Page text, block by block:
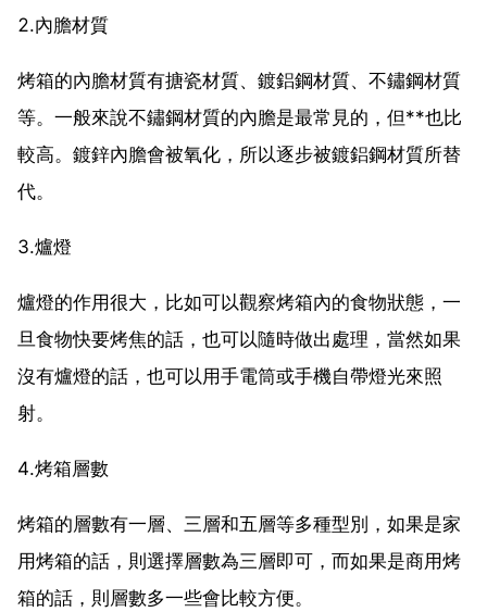
2.內膽材質
烤箱的內膽材質有搪瓷材質、鍍鋁鋼材質、不鏽鋼材質
等。一般來說不鏽鋼材質的內膽是最常見的，但**也比
較高。鍍鋅內膽會被氧化，所以逐步被鍍鋁鋼材質所替
代。
3.爐燈
爐燈的作用很大，比如可以觀察烤箱內的食物狀態，一
旦食物快要烤焦的話，也可以隨時做出處理，當然如果
沒有爐燈的話，也可以用手電筒或手機自帶燈光來照
射。
4.烤箱層數
烤箱的層數有一層、三層和五層等多種型別，如果是家
用烤箱的話，則選擇層數為三層即可，而如果是商用烤
箱的話，則層數多一些會比較方便。